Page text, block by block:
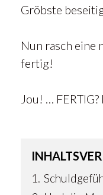
Gröbste
Nun rasch eine
fertig!
Jou! …
1.